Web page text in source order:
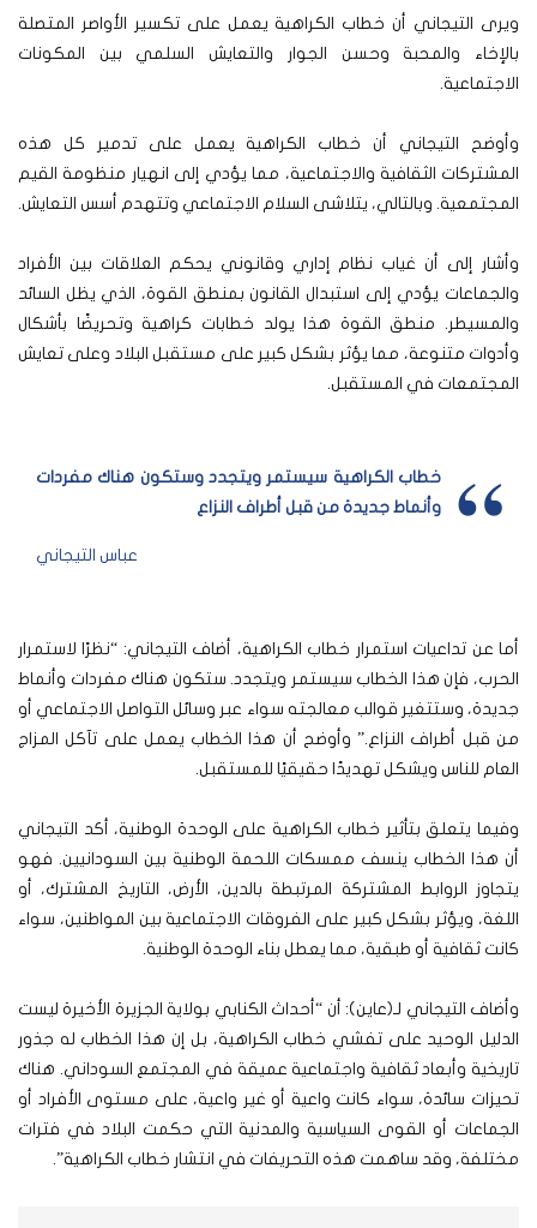
ويرى التيجاني أن خطاب الكراهية يعمل على تكسير الأواصر المتصلة
بالإخاء والمحبة وحسن الجوار والتعايش السلمي بين المكونات
الاجتماعية.
وأوضح التيجاني أن خطاب الكراهية يعمل على تدمير كل هذه
المشتركات الثقافية والاجتماعية، مما يؤدي إلى انهيار منظومة القيم
المجتمعية. وبالتالي، يتلاشى السلام الاجتماعي وتتهدم أسس التعايش.
وأشار إلى أن غياب نظام إداري وقانوني يحكم العلاقات بين الأفراد
والجماعات يؤدي إلى استبدال القانون بمنطق القوة، الذي يظل السائد
والمسيطر. منطق القوة هذا يولد خطابات كراهية وتحريضًا بأشكال
وأدوات متنوعة، مما يؤثر بشكل كبير على مستقبل البلاد وعلى تعايش
المجتمعات في المستقبل.
خطاب الكراهية سيستمر ويتجدد وستكون هناك مفردات
وأنماط جديدة من قبل أطراف النزاع
عباس التيجاني
أما عن تداعيات استمرار خطاب الكراهية، أضاف التيجاني: “نظرًا لاستمرار
الحرب، فإن هذا الخطاب سيستمر ويتجدد. ستكون هناك مفردات وأنماط
جديدة، وستتغير قوالب معالجته سواء عبر وسائل التواصل الاجتماعي أو
من قبل أطراف النزاع.” وأوضح أن هذا الخطاب يعمل على تآكل المزاج
العام للناس ويشكل تهديدًا حقيقيًا للمستقبل.
وفيما يتعلق بتأثير خطاب الكراهية على الوحدة الوطنية، أكد التيجاني
أن هذا الخطاب ينسف ممسكات اللحمة الوطنية بين السودانيين. فهو
يتجاوز الروابط المشتركة المرتبطة بالدين، الأرض، التاريخ المشترك، أو
اللغة، ويؤثر بشكل كبير على الفروقات الاجتماعية بين المواطنين، سواء
كانت ثقافية أو طبقية، مما يعطل بناء الوحدة الوطنية.
وأضاف التيجاني لـ(عاين): أن “أحداث الكنابي بولاية الجزيرة الأخيرة ليست
الدليل الوحيد على تفشي خطاب الكراهية، بل إن هذا الخطاب له جذور
تاريخية وأبعاد ثقافية واجتماعية عميقة في المجتمع السوداني. هناك
تحيزات سائدة، سواء كانت واعية أو غير واعية، على مستوى الأفراد أو
الجماعات أو القوى السياسية والمدنية التي حكمت البلاد في فترات
مختلفة، وقد ساهمت هذه التحريفات في انتشار خطاب الكراهية”.